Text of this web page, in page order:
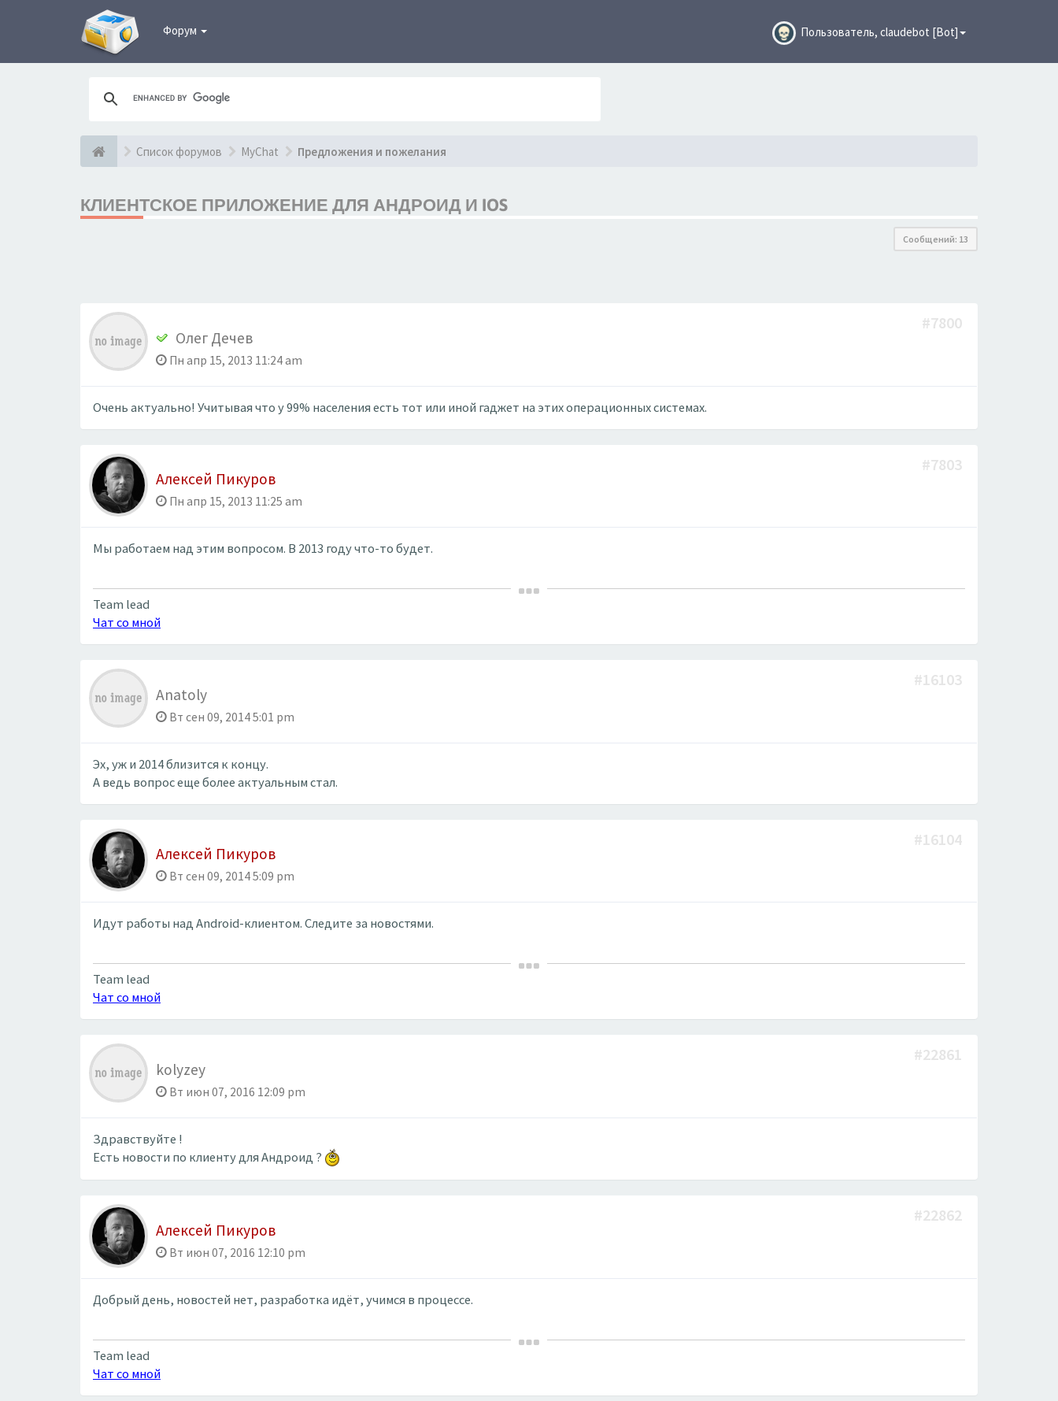
Форум Пользователь, claudebot [Bot]
Список форумов MyChat Предложения и пожелания
КЛИЕНТСКОЕ ПРИЛОЖЕНИЕ ДЛЯ АНДРОИД И IOS
Сообщений: 13
Олег Дечев
Пн апр 15, 2013 11:24 am
#7800
Очень актуально! Учитывая что у 99% населения есть тот или иной гаджет на этих операционных системах.
Алексей Пикуров
Пн апр 15, 2013 11:25 am
#7803
Мы работаем над этим вопросом. В 2013 году что-то будет.
Team lead
Чат со мной
Anatoly
Вт сен 09, 2014 5:01 pm
#16103
Эх, уж и 2014 близится к концу.
А ведь вопрос еще более актуальным стал.
Алексей Пикуров
Вт сен 09, 2014 5:09 pm
#16104
Идут работы над Android-клиентом. Следите за новостями.
Team lead
Чат со мной
kolyzey
Вт июн 07, 2016 12:09 pm
#22861
Здравствуйте !
Есть новости по клиенту для Андроид ?
Алексей Пикуров
Вт июн 07, 2016 12:10 pm
#22862
Добрый день, новостей нет, разработка идёт, учимся в процессе.
Team lead
Чат со мной